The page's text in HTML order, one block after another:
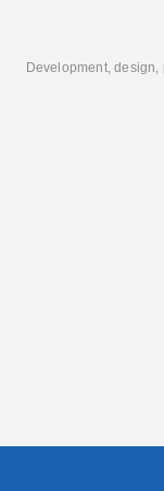
Development,